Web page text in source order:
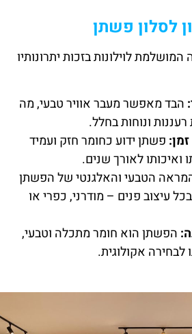
לסלון פשתן
לוילונות בזכות יתרונותיו
מאפשר מעבר אוויר טבעי, מה
ונוחות בחלל.
פשתן ידוע כחומר חזק ועמיד
לאורך שנים.
הטבעי והאלגנטי של הפשתן
עיצוב פנים – מודרני, כפרי או
הוא חומר מתכלה וטבעי,
אקולוגית.